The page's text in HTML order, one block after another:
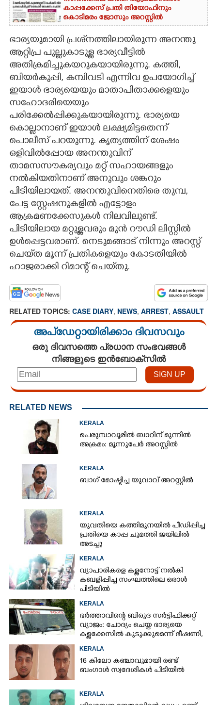
കാപ്പക്കേസ് പ്രതി തിയോഫിനും
കൊടിമരം ജോസും അറസ്റ്റിൽ
ഭാര്യയുമായി പ്രശ്‌നത്തിലായിരുന്ന അനന്തു
ആറ്റിപ്ര പുല്ലുകാടുള്ള ഭാര്യവീട്ടിൽ
അതിക്രമിച്ചുകയറുകയായിരുന്നു. കത്തി,
ബിയർകുപ്പി, കമ്പിവടി എന്നിവ ഉപയോഗിച്ച്
ഇയാൾ ഭാര്യയെയും മാതാപിതാക്കളെയും
സഹോദരിയെയും
പരിക്കേൽപ്പിക്കുകയായിരുന്നു. ഭാര്യയെ
കൊല്ലാനാണ് ഇയാൾ ലക്ഷ്യമിട്ടതെന്ന്
പൊലീസ് പറയുന്നു. കൃത്യത്തിന് ശേഷം
ഒളിവിൽപ്പോയ അനന്തുവിന്
താമസസൗകര്യവും മറ്റ് സഹായങ്ങളും
നൽകിയതിനാണ് അനുവും ശങ്കറും
പിടിയിലായത്. അനന്തുവിനെതിരെ തുമ്പ,
പേട്ട സ്റ്റേഷനുകളിൽ എട്ടോളം
ആക്രമണക്കേസുകൾ നിലവിലുണ്ട്.
പിടിയിലായ മറ്റുള്ളവരും മുൻ റൗഡി ലിസ്റ്റിൽ
ഉൾപ്പെട്ടവരാണ്. നെടുമങ്ങാട് നിന്നും അറസ്റ്റ്
ചെയ്‌ത മൂന്ന് പ്രതികളെയും കോടതിയിൽ
ഹാജരാക്കി റിമാന്റ് ചെയ്‌തു.
RELATED TOPICS: CASE DIARY, NEWS, ARREST, ASSAULT
അപ്ഡേറ്റായിരിക്കാം ദിവസവും
ഒരു ദിവസത്തെ പ്രധാന സംഭവങ്ങൾ
നിങ്ങളുടെ ഇൻബോക്സിൽ
RELATED NEWS
KERALA
പെരുമ്പാവൂരിൽ ബാറിന് മുന്നിൽ
അക്രമം: മൂന്നുപേർ അറസ്റ്റിൽ
KERALA
ബാഗ് മോഷ്ടിച്ച യുവാവ് അറസ്റ്റിൽ
KERALA
യുവതിയെ കത്തിമുനയിൽ പീഡിപ്പിച്ച
പ്രതിയെ കാപ്പ ചുമത്തി ജയിലിൽ
അടച്ചു
KERALA
വ്യാപാരികളെ കള്ളനോട്ട് നൽകി
കബളിപ്പിച്ച സംഘത്തിലെ ഒരാൾ
പിടിയിൽ
KERALA
ഭർത്താവിന്റെ ബിരുദ സർട്ടിഫിക്കറ്റ്
വ്യാജം: ചോദ്യം ചെയ്ത ഭാര്യയെ
കള്ളക്കേസിൽ കുടുക്കുമെന്ന് ഭീഷണി,
KERALA
16 കിലോ കഞ്ചാവുമായി രണ്ട്
ബംഗാൾ സ്വദേശികൾ പിടിയിൽ
KERALA